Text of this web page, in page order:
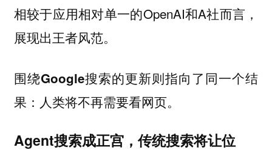
相较于应用相对单一的OpenAI和A社而言，
展现出王者风范。
围绕Google搜索的更新则指向了同一个结
果：人类将不再需要看网页。
Agent搜索成正宫，传统搜索将让位